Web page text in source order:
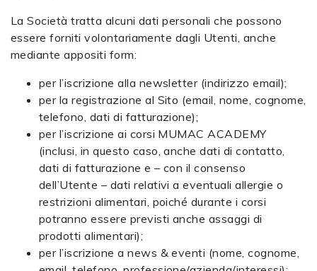
La Società tratta alcuni dati personali che possono
essere forniti volontariamente dagli Utenti, anche
mediante appositi form:
per l’iscrizione alla newsletter (indirizzo email);
per la registrazione al Sito (email, nome, cognome,
telefono, dati di fatturazione);
per l’iscrizione ai corsi MUMAC ACADEMY
(inclusi, in questo caso, anche dati di contatto,
dati di fatturazione e – con il consenso
dell’Utente – dati relativi a eventuali allergie o
restrizioni alimentari, poiché durante i corsi
potranno essere previsti anche assaggi di
prodotti alimentari);
per l’iscrizione anews & eventi (nome, cognome,